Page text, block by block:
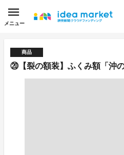
メニュー
商品
⑳【裂の額装】ふくみ額「沖の